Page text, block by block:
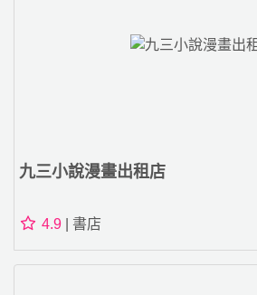
九三小說漫畫出租店
4.9 | 書店